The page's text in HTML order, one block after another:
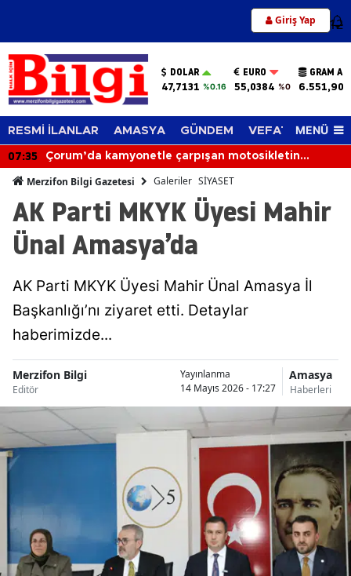
Giriş Yap 12
DOLAR
47,7131 %0.16
EURO
55,0384 %0
GRAM
6.551,90
RESMİ İLANLAR AMASYA GÜNDEM VEFAT EDENLER
MENÜ
07:35
Çorum’da kamyonetle çarpışan motosikletin
Merzifon Bilgi Gazetesi Galeriler SİYASET
AK Parti MKYK Üyesi Mahir
Ünal Amasya’da
AK Parti MKYK Üyesi Mahir Ünal Amasya İl
Başkanlığı’nı ziyaret etti. Detaylar
haberimizde...
Merzifon Bilgi
Editör
Yayınlanma
14 Mayıs 2026 - 17:27
Amasya
Haberleri